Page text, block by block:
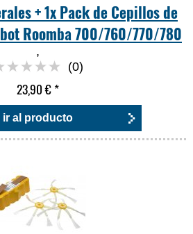
+ 1x Pack de Cepillos de
Roomba 700/760/770/780
,
(0)
23,90 €*
ir al producto